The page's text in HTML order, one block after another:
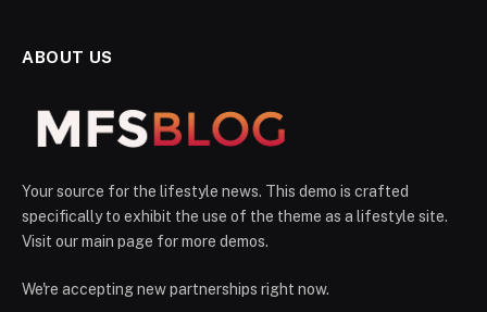
ABOUT US
Your source for the lifestyle news. This demo is crafted
specifically to exhibit the use of the theme as a lifestyle site.
Visit our main page for more demos.
We're accepting new partnerships right now.